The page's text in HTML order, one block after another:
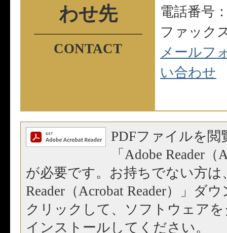
わせ先
電話番号
ファック
メールフ
い合わせ
PDFファイルを閲
「Adobe Reader
が必要です。お持ちでない方は
Reader（Acrobat Reader）」ダ
クリックして、ソフトウェア
インストールしてください。